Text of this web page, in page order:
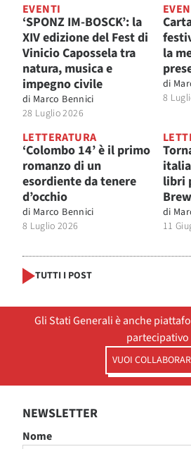
EVENTI
‘SPONZ IM-BOSCK’: la
XIV edizione del Fest di
Vinicio Capossela tra
natura, musica e
impegno civile
di Marco Bennici
28 Luglio 2026
la
di
8
LETTERATURA
‘Colombo 14’ è il primo
romanzo di un
esordiente da tenere
d’occhio
di Marco Bennici
8 Luglio 2026
libri
di
11
TUTTI I POST
Gli Stati Generali è anche
partecipativo
VUOI
NEWSLETTER
Nome